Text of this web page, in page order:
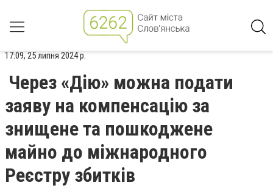
17:09, 25 липня 2024 р.
Через «Дію» можна подати
заяву на компенсацію за
знищене та пошкоджене
майно до міжнародного
Реєстру збитків